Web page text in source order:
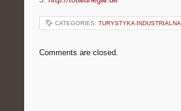
CATEGORIES: TURYSTYKA INDUSTRIALNA
Comments are closed.